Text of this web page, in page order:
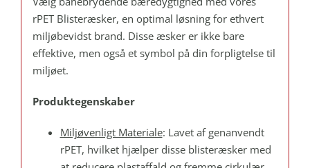
stk.
antal
rPET Blisteræsker, en optimal løsning for ethvert
miljøbevidst brand. Disse æsker er ikke bare
effektive, men også et symbol på din forpligtelse til
miljøet.
Produktegenskaber
Miljøvenligt Materiale: Lavet af genanvendt
rPET, hvilket hjælper disse blisteræsker med